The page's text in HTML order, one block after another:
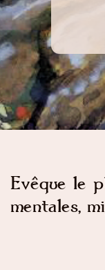
Evêque le
mentales,